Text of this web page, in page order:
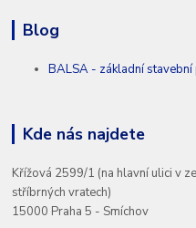
Blog
BALSA - základní
Kde nás najdete
Křížová 2599/1 (na hlavní ulici v
stříbrných vratech)
15000 Praha 5 - Smíchov